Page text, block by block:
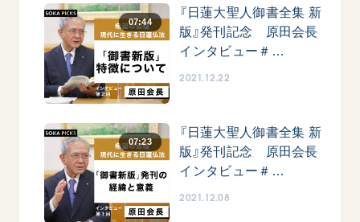
07:44
『日蓮大聖人御書全集 新
版』発刊記念 原田会長
インタビュー＃…
2021.12.22
07:23
『日蓮大聖人御書全集 新
版』発刊記念 原田会長
インタビュー＃…
2021.12.08